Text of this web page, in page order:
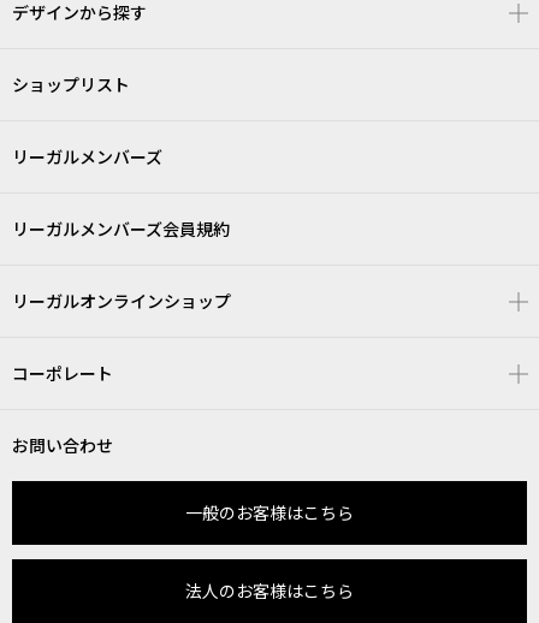
デザインから探す
ショップリスト
リーガルメンバーズ
リーガルメンバーズ会員規約
リーガルオンラインショップ
コーポレート
お問い合わせ
一般のお客様はこちら
法人のお客様はこちら